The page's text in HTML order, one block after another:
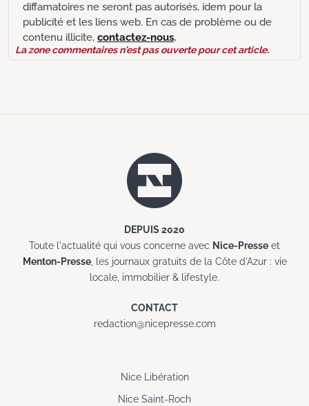
diffamatoires ne seront pas autorisés, idem pour la
publicité et les liens web. En cas de problème ou de
contenu illicite, contactez-nous.
La zone commentaires n'est pas ouverte pour cet article.
DEPUIS 2020
Toute l'actualité qui vous concerne avec Nice-Presse et
Menton-Presse, les journaux gratuits de la Côte d'Azur : vie
locale, immobilier & lifestyle.
CONTACT
redaction@nicepresse.com
Nice Libération
Nice Saint-Roch